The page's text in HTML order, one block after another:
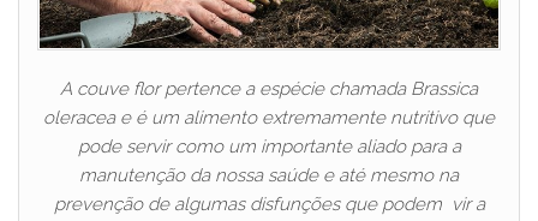
A couve flor pertence a espécie chamada Brassica
oleracea e é um alimento extremamente nutritivo que
pode servir como um importante aliado para a
manutenção da nossa saúde e até mesmo na
prevenção de algumas disfunções que podem vir a